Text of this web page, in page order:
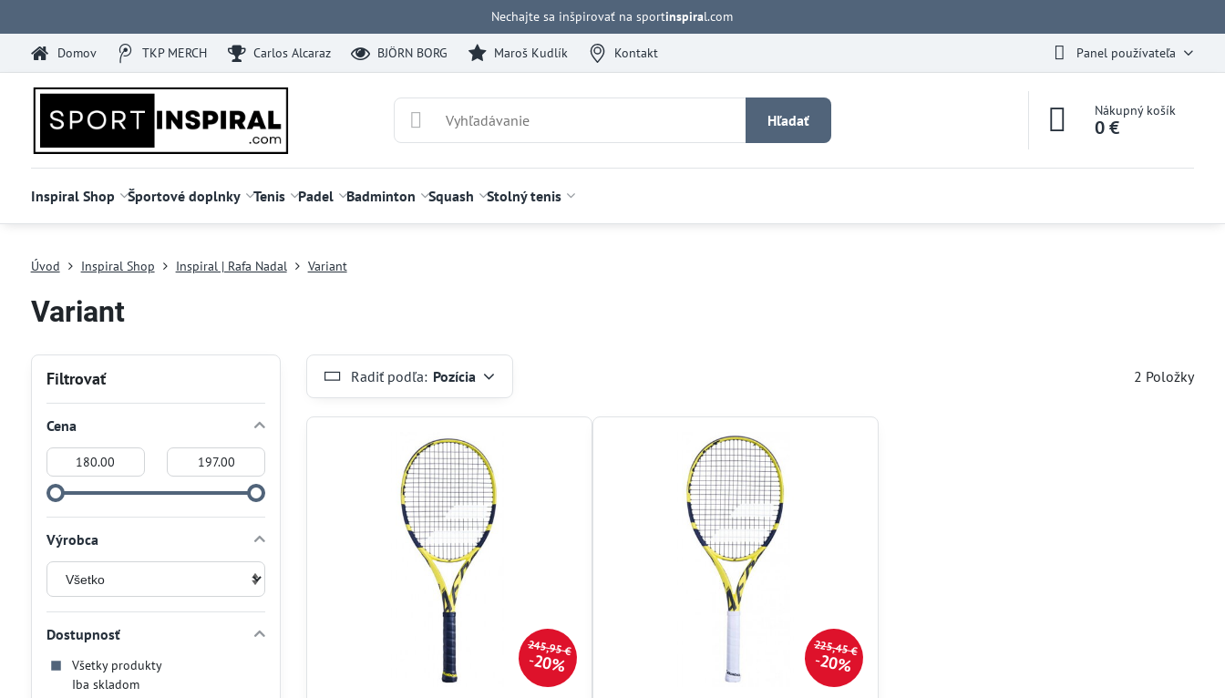
Nechajte sa inšpirovať na sportinspiral.com
Domov TKP MERCH Carlos Alcaraz BJÖRN BORG Maroš Kudlík Kontakt Panel používateľa
Hľadať
Nákupný košík
0 €
Inspiral Shop Športové doplnky Tenis Padel Badminton Squash Stolný tenis
Úvod Inspiral Shop Inspiral | Rafa Nadal Variant
Variant
Radiť podľa: Pozícia 2 Položky
245,95 €
20%
225,45 €
20%
Filtrovať
Cena
Od:
Do:
Výrobca
Dostupnosť
Všetky produkty
Iba skladom